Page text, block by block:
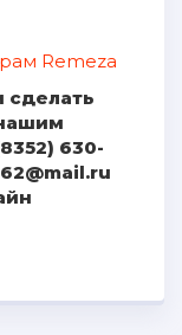
Remeza
сделать
630-